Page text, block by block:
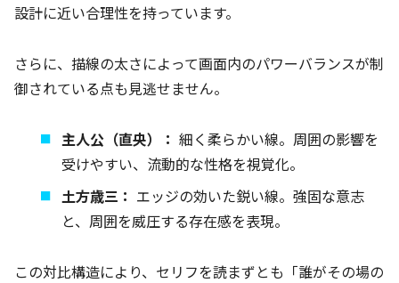
設計に近い合理性を持っています。
さらに、描線の太さによって画面内のパワーバランスが制
御されている点も見逃せません。
主人公（直央）： 細く柔らかい線。周囲の影響を
受けやすい、流動的な性格を視覚化。
土方歳三： エッジの効いた鋭い線。強固な意志
と、周囲を威圧する存在感を表現。
この対比構造により、セリフを読まずとも「誰がその場の